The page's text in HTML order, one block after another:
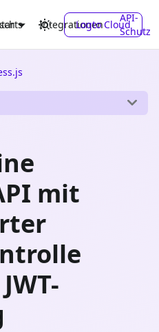
Integrationen
API-
Schutz
Logto Cloud
mit